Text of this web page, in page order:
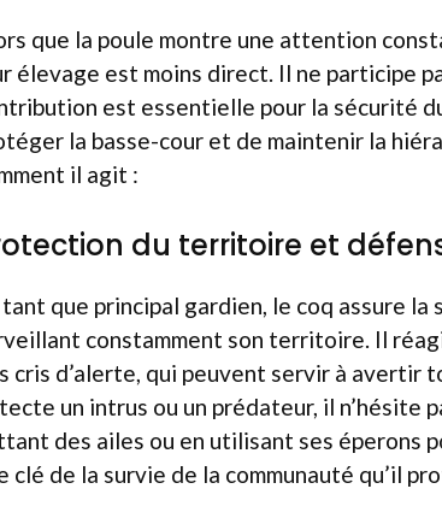
que la poule montre une attention
élevage est moins direct. Il ne participe
est essentielle pour la sécurité
la basse-cour et de maintenir la
il agit :
du territoire et
tant que principal gardien, le coq assure
constamment son territoire. Il
cris d’alerte, qui peuvent servir à avertir
un intrus ou un prédateur, il n’hésite
des ailes ou en utilisant ses éperons
clé de la survie de la communauté qu’il